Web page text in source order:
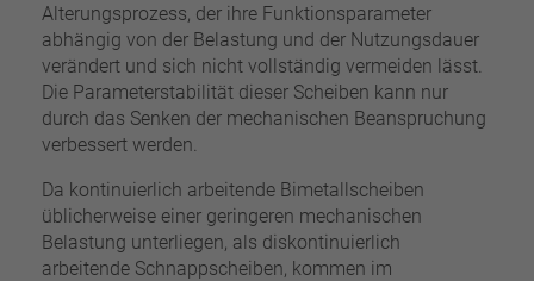
Alterungsprozess, der ihre Funktionsparameter
abhängig von der Belastung und der Nutzungsdauer
verändert und sich nicht vollständig vermeiden lässt.
Die Parameterstabilität dieser Scheiben kann nur
durch das Senken der mechanischen Beanspruchung
verbessert werden.
Da kontinuierlich arbeitende Bimetallscheiben
üblicherweise einer geringeren mechanischen
Belastung unterliegen, als diskontinuierlich
arbeitende Schnappscheiben, kommen im